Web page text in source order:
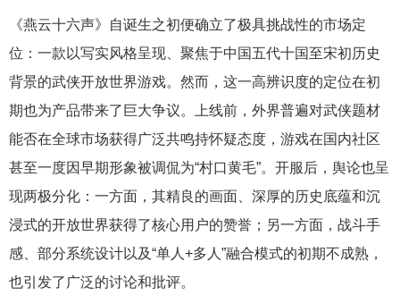
《燕云十六声》自诞生之初便确立了极具挑战性的市场定
位：一款以写实风格呈现、聚焦于中国五代十国至宋初历史
背景的武侠开放世界游戏。然而，这一高辨识度的定位在初
期也为产品带来了巨大争议。上线前，外界普遍对武侠题材
能否在全球市场获得广泛共鸣持怀疑态度，游戏在国内社区
甚至一度因早期形象被调侃为“村口黄毛”。开服后，舆论也呈
现两极分化：一方面，其精良的画面、深厚的历史底蕴和沉
浸式的开放世界获得了核心用户的赞誉；另一方面，战斗手
感、部分系统设计以及“单人+多人”融合模式的初期不成熟，
也引发了广泛的讨论和批评。